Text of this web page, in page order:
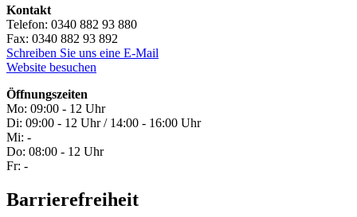
Kontakt
Telefon: 0340 882 93 880
Fax: 0340 882 93 892
Schreiben Sie uns eine E-Mail
Website besuchen
Öffnungszeiten
Mo: 09:00 - 12 Uhr
Di: 09:00 - 12 Uhr / 14:00 - 16:00 Uhr
Mi: -
Do: 08:00 - 12 Uhr
Fr: -
Barrierefreiheit